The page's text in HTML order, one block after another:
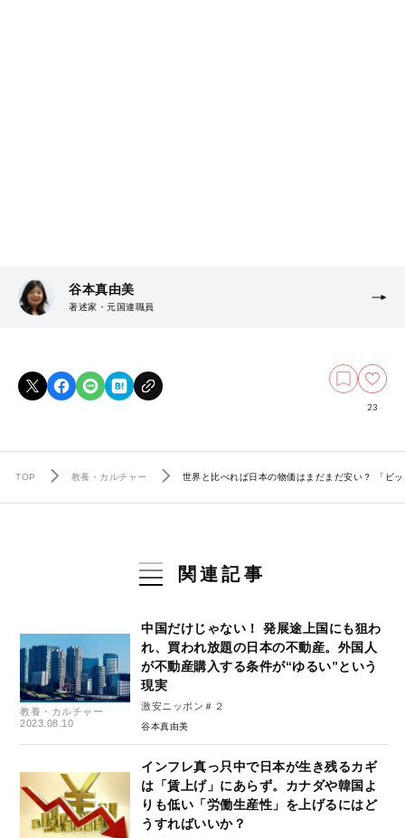
谷本真由美
著述家・元国連職員
23
TOP 教養・カルチャー 世界と比べれば日本の物価はまだまだ安い？ 「ビ
関連記事
教養・カルチャー
2023.08.10
中国だけじゃない！ 発展途上国にも狙わ
れ、買われ放題の日本の不動産。外国人
が不動産購入する条件が“ゆるい”という
現実
激安ニッポン＃２
谷本真由美
インフレ真っ只中で日本が生き残るカギ
は「賃上げ」にあらず。カナダや韓国よ
りも低い「労働生産性」を上げるにはど
うすればいいか？